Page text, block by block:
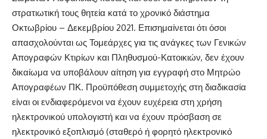
στρατιωτική τους θητεία κατά το χρονικό διάστημα
Οκτωβρίου – Δεκεμβρίου 2021. Επισημαίνεται ότι όσοι
απασχολούνται ως Τομεάρχες για τις ανάγκες των Γενικών
Απογραφών Κτιρίων και Πληθυσμού-Κατοικιών, δεν έχουν
δικαίωμα να υποβάλουν αίτηση για εγγραφή στο Μητρώο
Απογραφέων ΠΚ. Προϋπόθεση συμμετοχής στη διαδικασία
είναι οι ενδιαφερόμενοι να έχουν ευχέρεια στη χρήση
ηλεκτρονικού υπολογιστή και να έχουν πρόσβαση σε
ηλεκτρονικό εξοπλισμό (σταθερό ή φορητό ηλεκτρονικό